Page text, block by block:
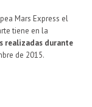
Mars Express el
tiene en la
realizadas durante
de 2015.